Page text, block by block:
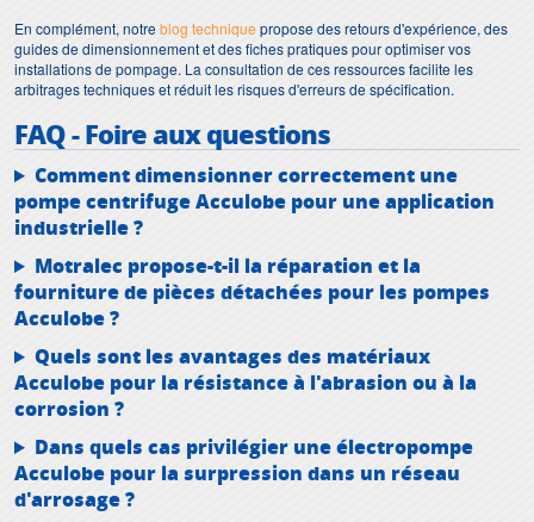
En complément, notreblog technique propose des retours d'expérience, des
guides de dimensionnement et des fiches pratiques pour optimiser vos
installations de pompage. La consultation de ces ressources facilite les
arbitrages techniques et réduit les risques d'erreurs de spécification.
FAQ - Foire aux questions
Comment dimensionner correctement une
pompe centrifuge Acculobe pour une application
industrielle ?
Motralec propose-t-il la réparation et la
fourniture de pièces détachées pour les pompes
Acculobe ?
Quels sont les avantages des matériaux
Acculobe pour la résistance à l'abrasion ou à la
corrosion ?
Dans quels cas privilégier une électropompe
Acculobe pour la surpression dans un réseau
d'arrosage ?